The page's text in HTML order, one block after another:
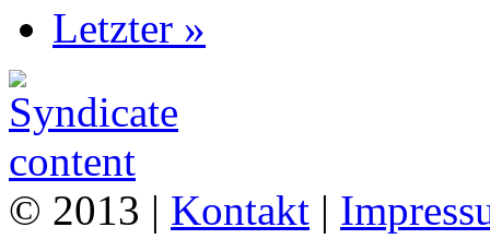
Letzter »
© 2013 | Kontakt |